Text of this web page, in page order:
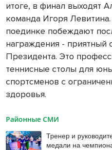
итоге, в финал выходят
команда Игоря
поединке побеждают
награждения -
Президента. Это
теннисные столы для
спортсменов с
здоровья.
Районные СМИ
Тренер и
медали на